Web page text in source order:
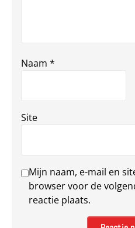
Naam *
Site
Mijn naam, e-mail en
browser voor de
reactie plaats.